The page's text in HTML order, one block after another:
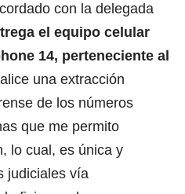
con la delegada
el equipo celular
14, perteneciente al
una extracción
de los números
que me permito
lo cual, es única y
judiciales vía